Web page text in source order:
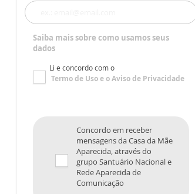
Saiba mais sobre como usamos seus
dados
Li e concordo com o
Termo de Usoe oAviso de Privacidade
Concordo em receber
mensagens da Casa da Mãe
Aparecida, através do
grupo Santuário Nacional e
Rede Aparecida de
Comunicação